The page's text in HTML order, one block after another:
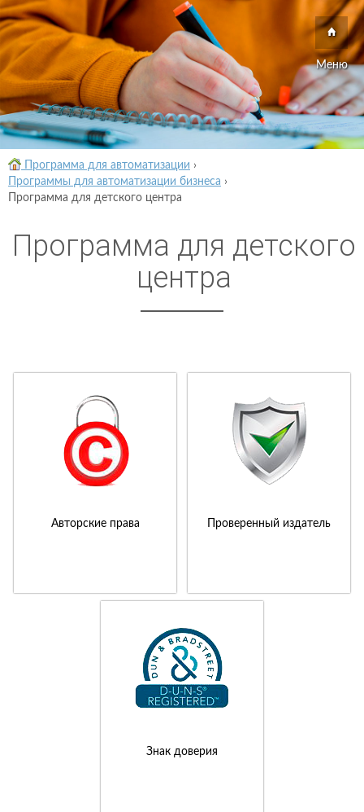
Меню
Программа для автоматизации ›
Программы для автоматизации бизнеса ›
Программа для детского центра
Программа для детского
центра
Авторские права Проверенный издатель
Знак доверия